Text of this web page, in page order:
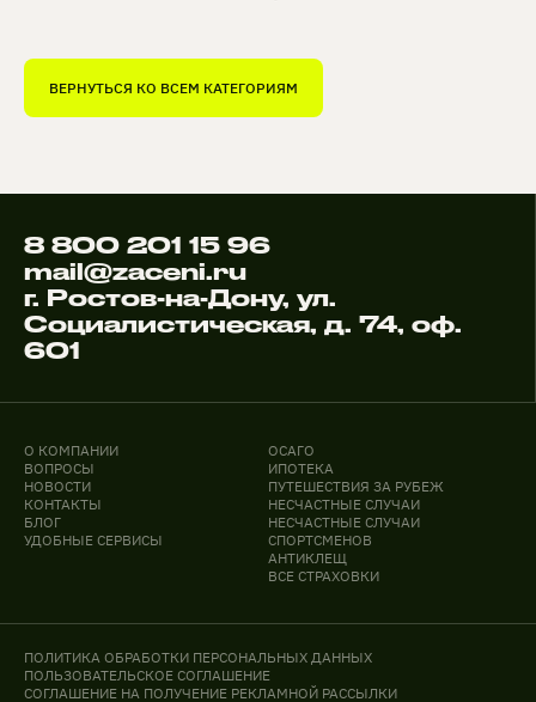
ВЕРНУТЬСЯ КО ВСЕМ КАТЕГОРИЯМ
8 800 201 15 96
mail@zaceni.ru
г. Ростов-на-Дону, ул.
Социалистическая, д. 74, оф.
601
О КОМПАНИИ
ВОПРОСЫ
НОВОСТИ
КОНТАКТЫ
БЛОГ
УДОБНЫЕ СЕРВИСЫ
ОСАГО
ИПОТЕКА
ПУТЕШЕСТВИЯ ЗА РУБЕЖ
НЕСЧАСТНЫЕ СЛУЧАИ
НЕСЧАСТНЫЕ СЛУЧАИ
СПОРТСМЕНОВ
АНТИКЛЕЩ
ВСЕ СТРАХОВКИ
ПОЛИТИКА ОБРАБОТКИ ПЕРСОНАЛЬНЫХ ДАННЫХ
ПОЛЬЗОВАТЕЛЬСКОЕ СОГЛАШЕНИЕ
СОГЛАШЕНИЕ НА ПОЛУЧЕНИЕ РЕКЛАМНОЙ РАССЫЛКИ